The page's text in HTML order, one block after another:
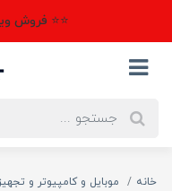
⭐⭐ فروش
خانه موبایل و کامپیوتر و